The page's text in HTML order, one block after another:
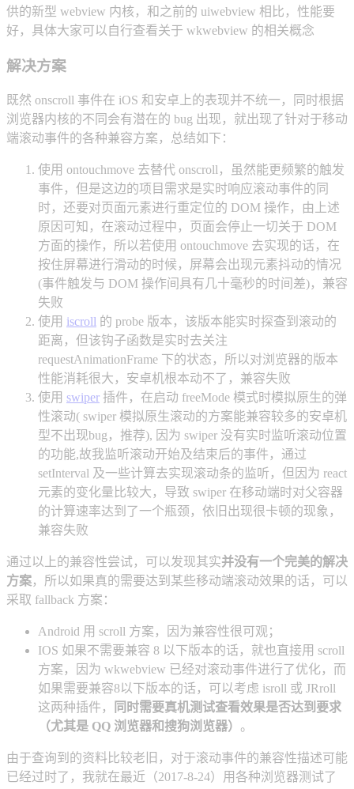
供的新型 webview 内核，和之前的 uiwebview 相比，性能要
好，具体大家可以自行查看关于 wkwebview 的相关概念
解决方案
既然 onscroll 事件在 iOS 和安卓上的表现并不统一，同时根据
浏览器内核的不同会有潜在的 bug 出现，就出现了针对于移动
端滚动事件的各种兼容方案，总结如下：
使用 ontouchmove 去替代 onscroll，虽然能更频繁的触发
事件，但是这边的项目需求是实时响应滚动事件的同
时，还要对页面元素进行重定位的 DOM 操作，由上述
原因可知，在滚动过程中，页面会停止一切关于 DOM
方面的操作，所以若使用 ontouchmove 去实现的话，在
按住屏幕进行滑动的时候，屏幕会出现元素抖动的情况
(事件触发与 DOM 操作间具有几十毫秒的时间差)，兼容
失败
使用 iscroll 的 probe 版本，该版本能实时探查到滚动的
距离，但该钩子函数是实时去关注
requestAnimationFrame 下的状态，所以对浏览器的版本
性能消耗很大，安卓机根本动不了，兼容失败
使用 swiper 插件，在启动 freeMode 模式时模拟原生的弹
性滚动( swiper 模拟原生滚动的方案能兼容较多的安卓机
型不出现bug，推荐), 因为 swiper 没有实时监听滚动位置
的功能,故我监听滚动开始及结束后的事件，通过
setInterval 及一些计算去实现滚动条的监听，但因为 react
元素的变化量比较大，导致 swiper 在移动端时对父容器
的计算速率达到了一个瓶颈，依旧出现很卡顿的现象，
兼容失败
通过以上的兼容性尝试，可以发现其实并没有一个完美的解决
方案，所以如果真的需要达到某些移动端滚动效果的话，可以
采取 fallback 方案：
Android 用 scroll 方案，因为兼容性很可观；
IOS 如果不需要兼容 8 以下版本的话，就也直接用 scroll
方案，因为 wkwebview 已经对滚动事件进行了优化，而
如果需要兼容8以下版本的话，可以考虑 isroll 或 JRroll
这两种插件，
同时需要真机测试查看效果是否达到要求
（尤其是 QQ 浏览器和搜狗浏览器） 。
由于查询到的资料比较老旧，对于滚动事件的兼容性描述可能
已经过时了，我就在最近（2017-8-24）用各种浏览器测试了